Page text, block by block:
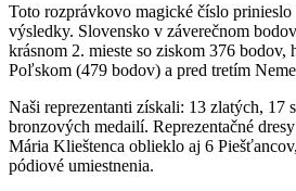
Toto rozprávkovo magické číslo
výsledky. Slovensko v záverečnom
krásnom 2. mieste so ziskom 376
Poľskom (479 bodov) a pred tretím
Naši reprezentanti získali: 13 zlatých, 17
bronzových medailí. Reprezentačné
Mária Klieštenca oblieklo aj 6
pódiové umiestnenia.